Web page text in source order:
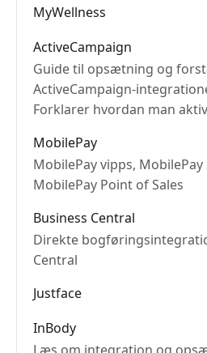
MyWellness
ActiveCampaign
Guide til opsætning og
ActiveCampaign-
Forklarer hvordan man
kundedata der
Flexybox og ActiveCampaign
MobilePay
MobilePay vipps,
MobilePay Point of Sales
Business Central
Direkte
Central
Justface
InBody